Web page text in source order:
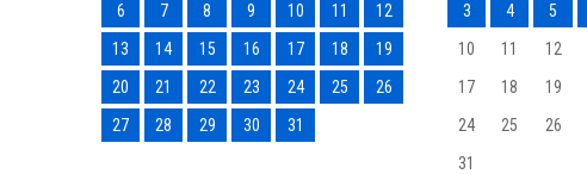
6
7 8 9 10 11
12
13
14 15 16 17 18
19
20
21 22 23 24 25
26
27
28 29 30 31
3
4 5
10
11 12
17
18 19
24
25 26
31